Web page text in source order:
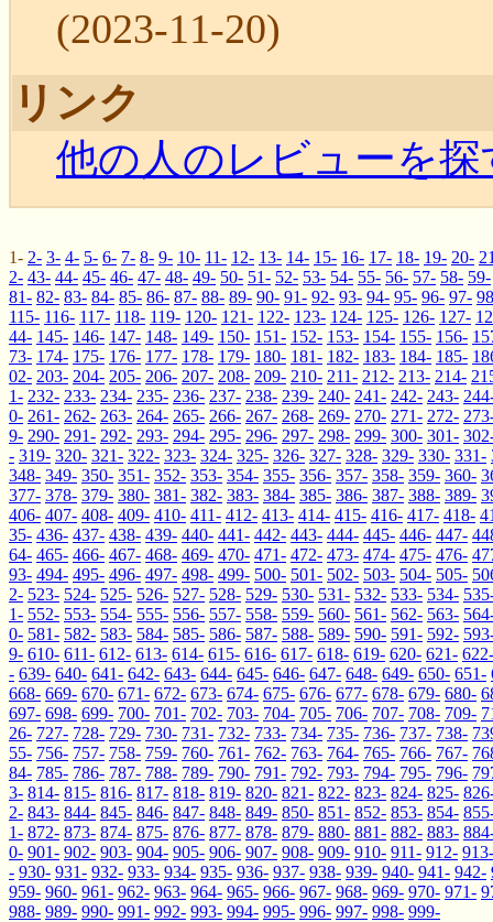
(2023-11-20)
リンク
他の人のレビューを探
1- 2- 3- 4- 5- 6- 7- 8- 9- 10- 11- 12- 13- 14- 15- 16- 17- 18- 19- 20-
2- 43- 44- 45- 46- 47- 48- 49- 50- 51- 52- 53- 54- 55- 56- 57- 58- 59-
81- 82- 83- 84- 85- 86- 87- 88- 89- 90- 91- 92- 93- 94- 95- 96- 97-
115- 116- 117- 118- 119- 120- 121- 122- 123- 124- 125- 126- 127-
44- 145- 146- 147- 148- 149- 150- 151- 152- 153- 154- 155- 156-
73- 174- 175- 176- 177- 178- 179- 180- 181- 182- 183- 184- 185-
02- 203- 204- 205- 206- 207- 208- 209- 210- 211- 212- 213- 214-
1- 232- 233- 234- 235- 236- 237- 238- 239- 240- 241- 242- 243-
0- 261- 262- 263- 264- 265- 266- 267- 268- 269- 270- 271- 272-
9- 290- 291- 292- 293- 294- 295- 296- 297- 298- 299- 300- 301-
- 319- 320- 321- 322- 323- 324- 325- 326- 327- 328- 329- 330- 331-
348- 349- 350- 351- 352- 353- 354- 355- 356- 357- 358- 359- 360-
377- 378- 379- 380- 381- 382- 383- 384- 385- 386- 387- 388- 389-
406- 407- 408- 409- 410- 411- 412- 413- 414- 415- 416- 417- 418-
35- 436- 437- 438- 439- 440- 441- 442- 443- 444- 445- 446- 447-
64- 465- 466- 467- 468- 469- 470- 471- 472- 473- 474- 475- 476-
93- 494- 495- 496- 497- 498- 499- 500- 501- 502- 503- 504- 505-
2- 523- 524- 525- 526- 527- 528- 529- 530- 531- 532- 533- 534-
1- 552- 553- 554- 555- 556- 557- 558- 559- 560- 561- 562- 563-
0- 581- 582- 583- 584- 585- 586- 587- 588- 589- 590- 591- 592-
9- 610- 611- 612- 613- 614- 615- 616- 617- 618- 619- 620- 621- 622-
- 639- 640- 641- 642- 643- 644- 645- 646- 647- 648- 649- 650- 651-
668- 669- 670- 671- 672- 673- 674- 675- 676- 677- 678- 679- 680-
697- 698- 699- 700- 701- 702- 703- 704- 705- 706- 707- 708- 709-
26- 727- 728- 729- 730- 731- 732- 733- 734- 735- 736- 737- 738-
55- 756- 757- 758- 759- 760- 761- 762- 763- 764- 765- 766- 767-
84- 785- 786- 787- 788- 789- 790- 791- 792- 793- 794- 795- 796-
3- 814- 815- 816- 817- 818- 819- 820- 821- 822- 823- 824- 825-
2- 843- 844- 845- 846- 847- 848- 849- 850- 851- 852- 853- 854-
1- 872- 873- 874- 875- 876- 877- 878- 879- 880- 881- 882- 883-
0- 901- 902- 903- 904- 905- 906- 907- 908- 909- 910- 911- 912- 913-
- 930- 931- 932- 933- 934- 935- 936- 937- 938- 939- 940- 941- 942-
959- 960- 961- 962- 963- 964- 965- 966- 967- 968- 969- 970- 971-
988- 989- 990- 991- 992- 993- 994- 995- 996- 997- 998- 999-